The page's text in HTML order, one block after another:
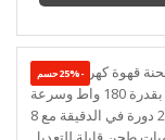
-25%حسم